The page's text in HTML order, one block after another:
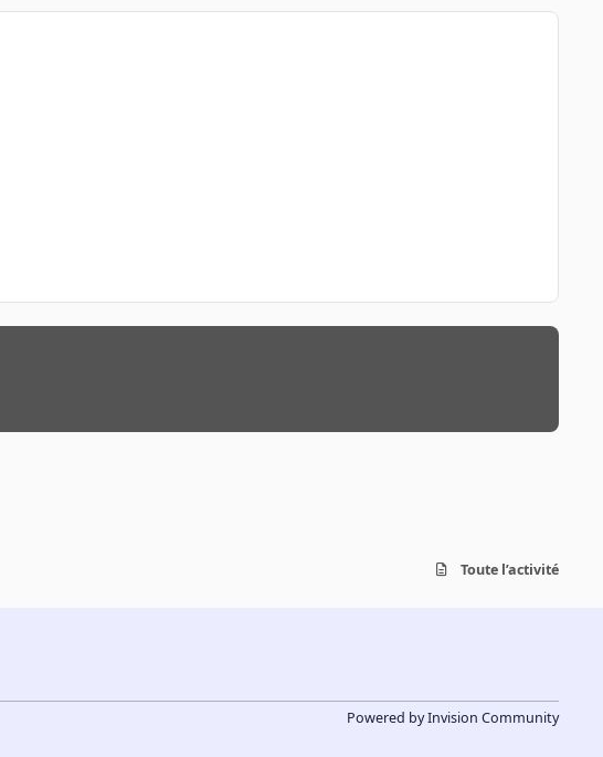
Toute l’activité
Powered byInvision Community